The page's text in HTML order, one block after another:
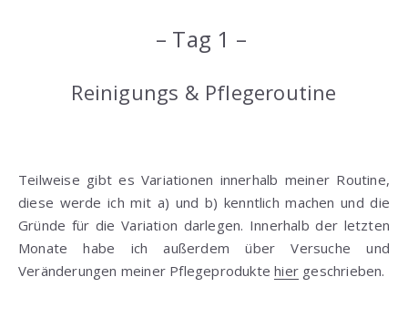
– Tag 1 –
Reinigungs & Pflegeroutine
Teilweise gibt es Variationen innerhalb meiner Routine,
diese werde ich mit a) und b) kenntlich machen und die
Gründe für die Variation darlegen. Innerhalb der letzten
Monate habe ich außerdem über Versuche und
Veränderungen meiner Pflegeproduktehier geschrieben.